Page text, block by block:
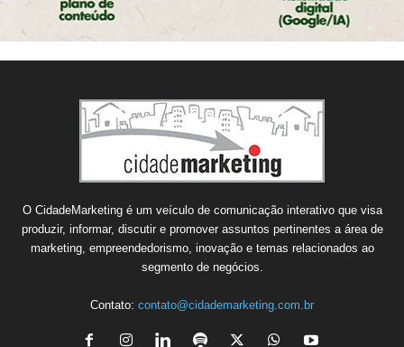
O CidadeMarketing é um veículo de comunicação interativo que visa
produzir, informar, discutir e promover assuntos pertinentes a área de
marketing, empreendedorismo, inovação e temas relacionados ao
segmento de negócios.
Contato: contato@cidademarketing.com.br